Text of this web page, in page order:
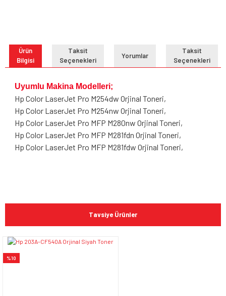
Ürün
Bilgisi
Taksit
Seçenekleri
Yorumlar
Taksit
Seçenekleri
Uyumlu Makina Modelleri;
Hp Color LaserJet Pro M254dw Orjinal Toneri,
Hp Color LaserJet Pro M254nw Orjinal Toneri,
Hp Color LaserJet Pro MFP M280nw Orjinal Toneri,
Hp Color LaserJet Pro MFP M281fdn Orjinal Toneri,
Hp Color LaserJet Pro MFP M281fdw Orjinal Toneri,
Bu ürüne ilk yorumu siz yapın!
Yorum Yaz
konularda yetersiz gördüğünüz noktaları öneri formunu
kullanarak tarafımıza iletebilirsiniz.
Tavsiye Ürünler
%10